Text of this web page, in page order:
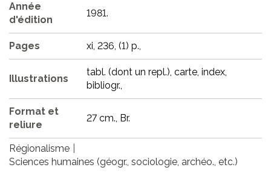
Année
d'édition
1981.
Pages xi, 236, (1) p.,
Illustrations
tabl. (dont un repl.), carte, index,
bibliogr.,
Format et
reliure
27 cm., Br.
Régionalisme
Sciences humaines (géogr., sociologie, archéo., etc.)